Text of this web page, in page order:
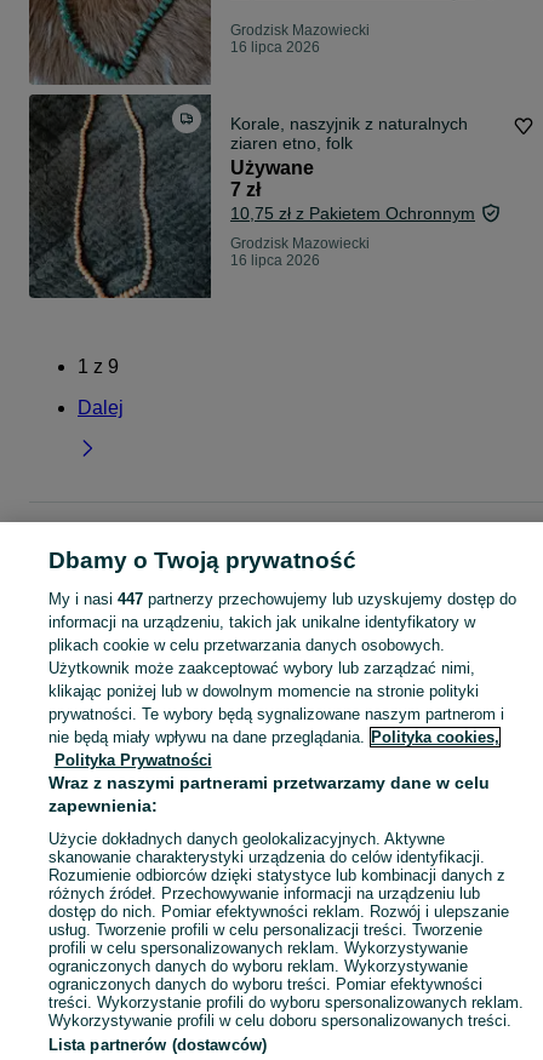
Grodzisk Mazowiecki
16 lipca 2026
Korale, naszyjnik z naturalnych
ziaren etno, folk
Używane
7 zł
10,75 zł z Pakietem Ochronnym
Grodzisk Mazowiecki
16 lipca 2026
1 z 9
Dalej
Mazowieckie
Naszyjniki i korale - Grodzisk Mazowiecki
KATEGORIA
Zobacz
Mapa kategorii
Mapa miejscowości
Mapa ministron
Popularne wyszukiwania
Dbamy o Twoją prywatność
My i nasi 447partnerzy przechowujemy lub uzyskujemy dostęp do
informacji na urządzeniu, takich jak unikalne identyfikatory w
plikach cookie w celu przetwarzania danych osobowych.
Użytkownik może zaakceptować wybory lub zarządzać nimi,
klikając poniżej lub w dowolnym momencie na stronie polityki
prywatności. Te wybory będą sygnalizowane naszym partnerom i
nie będą miały wpływu na dane przeglądania. Polityka cookies,
Polityka Prywatności
Wraz z naszymi partnerami przetwarzamy dane w celu
zapewnienia:
Użycie dokładnych danych geolokalizacyjnych. Aktywne
skanowanie charakterystyki urządzenia do celów identyfikacji.
Rozumienie odbiorców dzięki statystyce lub kombinacji danych z
różnych źródeł. Przechowywanie informacji na urządzeniu lub
dostęp do nich. Pomiar efektywności reklam. Rozwój i ulepszanie
usług. Tworzenie profili w celu personalizacji treści. Tworzenie
profili w celu spersonalizowanych reklam. Wykorzystywanie
ograniczonych danych do wyboru reklam. Wykorzystywanie
ograniczonych danych do wyboru treści. Pomiar efektywności
treści. Wykorzystanie profili do wyboru spersonalizowanych reklam.
Wykorzystywanie profili w celu doboru spersonalizowanych treści.
Lista partnerów (dostawców)